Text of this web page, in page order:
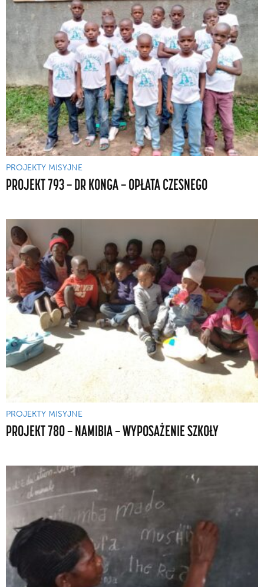
PROJEKTY MISYJNE
PROJEKT 793 — DR KONGA — OPŁATA CZESNEGO
PROJEKTY MISYJNE
PROJEKT 780 — NAMIBIA — WYPOSAŻENIE SZKOŁY